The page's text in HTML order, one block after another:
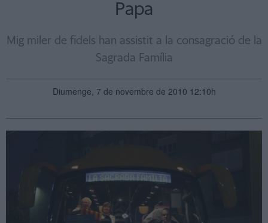
Papa
Mig miler de fidels han assistit a la consagració de la
Sagrada Família
Diumenge, 7 de novembre de 2010 12:10h